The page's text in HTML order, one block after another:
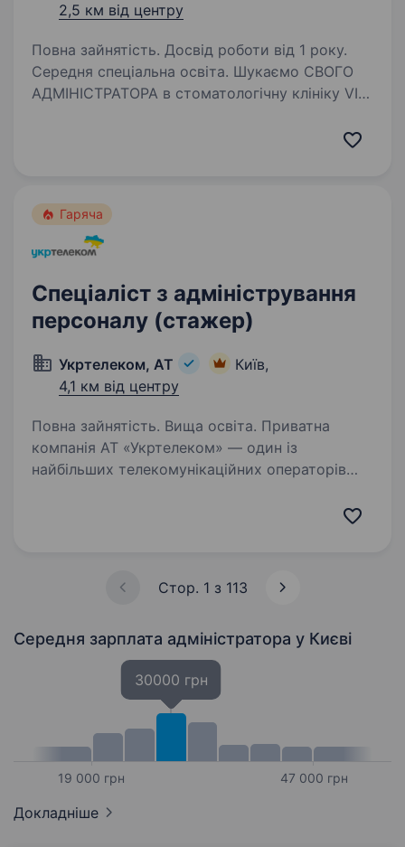
2,5 км від центру
Повна зайнятість. Досвід роботи від 1 року.
Середня спеціальна освіта. Шукаємо СВОГО
АДМІНІСТРАТОРА в стоматологічну клініку VIP
Гаряча
Спеціаліст з адміністрування
персоналу (стажер)
Укртелеком, АТ
Київ,
4,1 км від центру
Повна зайнятість. Вища освіта. Приватна
компанія АТ «Укртелеком» — один із
найбільших телекомунікаційних операторів
надійним інтернетом та сучасними цифровими
Стор. 1 з 113
Середня зарплата адміністратора у Києві
19 000 грн
30000 грн
47 000 грн
Докладніше